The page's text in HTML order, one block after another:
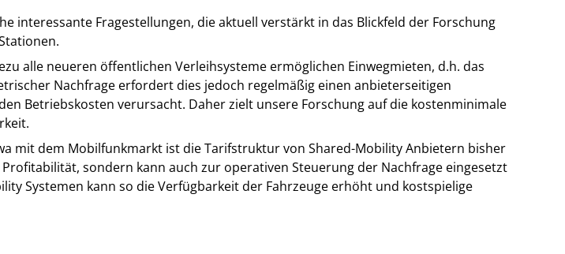
interessante Fragestellungen, die aktuell verstärkt in das Blickfeld der Forschung
alle neueren öffentlichen Verleihsysteme ermöglichen Einwegmieten, d.h. das
Nachfrage erfordert dies jedoch regelmäßig einen anbieterseitigen
Betriebskosten verursacht. Daher zielt unsere Forschung auf die kostenminimale
mit dem Mobilfunkmarkt ist die Tarifstruktur von Shared-Mobility Anbietern bisher
sondern kann auch zur operativen Steuerung der Nachfrage eingesetzt
Systemen kann so die Verfügbarkeit der Fahrzeuge erhöht und kostspielige